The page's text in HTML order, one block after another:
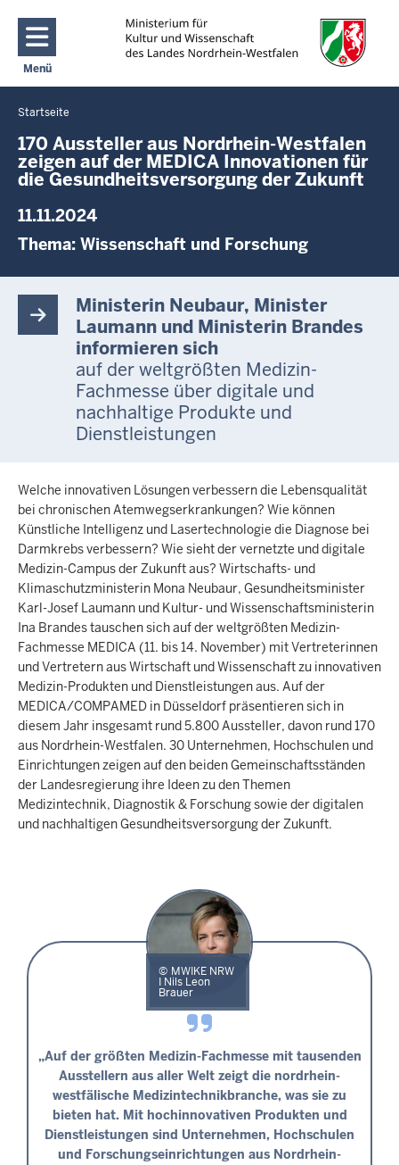
Direkt zum Inhalt
Menü
Navigation aktivieren/deaktivieren: Main Menu
Sie
befinden
sich
hier
Startseite
170 Aussteller aus Nordrhein-Westfalen
zeigen auf der MEDICA Innovationen für
die Gesundheitsversorgung der Zukunft
11.11.2024
Thema: Wissenschaft und Forschung
Ministerin Neubaur, Minister
Laumann und Ministerin Brandes
informieren sich
auf der weltgrößten Medizin-
Fachmesse über digitale und
nachhaltige Produkte und
Dienstleistungen
Welche innovativen Lösungen verbessern die Lebensqualität
bei chronischen Atemwegserkrankungen? Wie können
Künstliche Intelligenz und Lasertechnologie die Diagnose bei
Darmkrebs verbessern? Wie sieht der vernetzte und digitale
Medizin-Campus der Zukunft aus? Wirtschafts- und
Klimaschutzministerin Mona Neubaur, Gesundheitsminister
Karl-Josef Laumann und Kultur- und Wissenschaftsministerin
Ina Brandes tauschen sich auf der weltgrößten Medizin-
Fachmesse MEDICA (11. bis 14. November) mit Vertreterinnen
und Vertretern aus Wirtschaft und Wissenschaft zu innovativen
Medizin-Produkten und Dienstleistungen aus. Auf der
MEDICA/COMPAMED in Düsseldorf präsentieren sich in
diesem Jahr insgesamt rund 5.800 Aussteller, davon rund 170
aus Nordrhein-Westfalen. 30 Unternehmen, Hochschulen und
Einrichtungen zeigen auf den beiden Gemeinschaftsständen
der Landesregierung ihre Ideen zu den Themen
Medizintechnik, Diagnostik & Forschung sowie der digitalen
und nachhaltigen Gesundheitsversorgung der Zukunft.
MWIKE NRW
I Nils Leon
Brauer
„Auf der größten Medizin-Fachmesse mit tausenden
Ausstellern aus aller Welt zeigt die nordrhein-
westfälische Medizintechnikbranche, was sie zu
bieten hat. Mit hochinnovativen Produkten und
Dienstleistungen sind Unternehmen, Hochschulen
und Forschungseinrichtungen aus Nordrhein-